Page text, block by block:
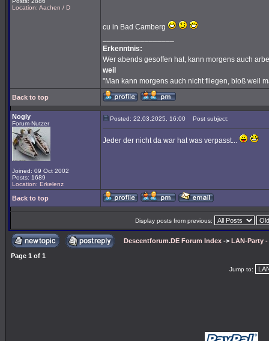
Location: Aachen / D
cu in Bad Camberg
Erkenntnis:
Wer abends gesoffen hat, kann morgens auch
weil
"Man kann morgens auch nicht fliegen, bloß weil
Back to top
Nogly
Forum-Nutzer
Joined: 09 Oct 2002
Posts: 1689
Location: Erkelenz
Posted: 22.03.2025, 16:00 Post subject:
Jeder der nicht da war hat was verpasst...
Back to top
Display posts from previous:
Descentforum.DE Forum Index -> LAN-Party
Page 1 of 1
Jump to: